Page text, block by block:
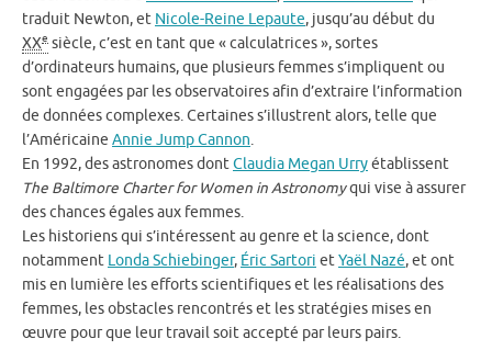
traduit Newton, et Nicole-Reine Lepaute, jusqu’au début du
XXe siècle, c’est en tant que « calculatrices », sortes
d’ordinateurs humains, que plusieurs femmes s’impliquent ou
sont engagées par les observatoires afin d’extraire l’information
de données complexes. Certaines s’illustrent alors, telle que
l’Américaine Annie Jump Cannon.
En 1992, des astronomes dontClaudia Megan Urryétablissent
The Baltimore Charter for Women in Astronomyqui vise à assurer
des chances égales aux femmes.
Les historiens qui s’intéressent au genre et la science, dont
notamment Londa Schiebinger, Éric Sartori etYaël Nazé, et ont
mis en lumière les efforts scientifiques et les réalisations des
femmes, les obstacles rencontrés et les stratégies mises en
œuvre pour que leur travail soit accepté par leurs pairs.